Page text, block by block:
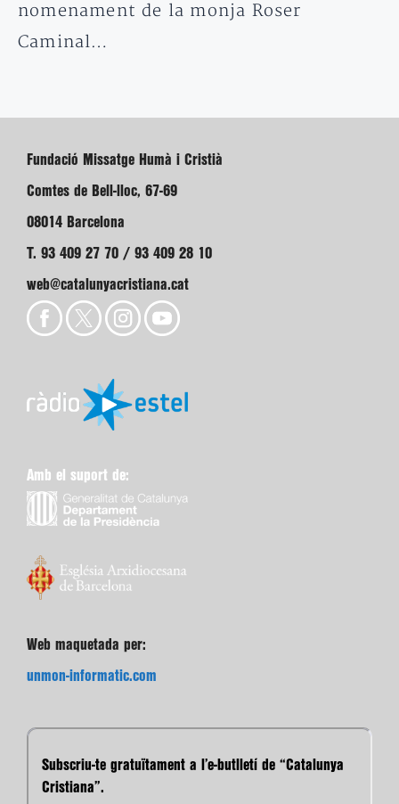
nomenament de la monja Roser
Caminal…
Fundació Missatge Humà i Cristià
Comtes de Bell-lloc, 67-69
08014 Barcelona
T. 93 409 27 70 / 93 409 28 10
web@catalunyacristiana.cat
Amb el suport de:
Web maquetada per:
unmon-informatic.com
Subscriu-te gratuïtament a l’e-butlletí de “Catalunya
Cristiana”.